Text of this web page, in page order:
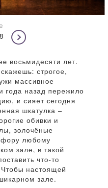
восьмидесяти лет.
строгое,
массивное
года назад пережило
и сияет сегодня
шкатулка –
обивки и
золочёные
фору любому
зале, в такой
что-то
настоящей
зале.